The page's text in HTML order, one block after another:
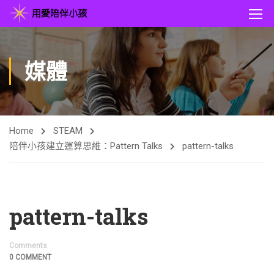
媒體
Home
STEAM
陪伴小孩建立運算思維：Pattern Talks
pattern-talks
pattern-talks
Comments
0 COMMENT